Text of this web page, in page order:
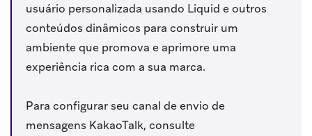
usuário personalizada usando Liquid e outros
conteúdos dinâmicos para construir um
ambiente que promova e aprimore uma
experiência rica com a sua marca.
Para configurar seu canal de envio de
mensagens KakaoTalk, consulte